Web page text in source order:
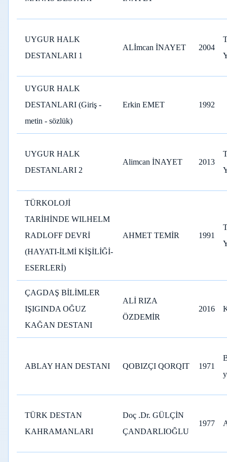
UYGUR HALK
DESTANLARI 1
ALİmcan İNAYET 2004
UYGUR HALK
DESTANLARI (Giriş -
metin - sözlük)
Erkin EMET 1992
UYGUR HALK
DESTANLARI 2
Alimcan İNAYET 2013
TÜRKOLOJİ
TARİHİNDE WILHELM
RADLOFF DEVRİ
(HAYATI-İLMİ KİŞİLİĞİ-
ESERLERİ)
AHMET TEMİR 1991
ÇAGDAŞ BİLİMLER
IŞIGINDA OĞUZ
KAĞAN DESTANI
ALİ RIZA
ÖZDEMİR
2016
ABLAY HAN DESTANI QOBIZÇI QORQIT 1971
TÜRK DESTAN
KAHRAMANLARI
Doç .Dr. GÜLÇİN
ÇANDARLIOĞLU
1977